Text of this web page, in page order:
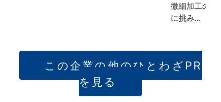
微細加工の限
に挑み…
この企業の他のひとわざPR
を見る